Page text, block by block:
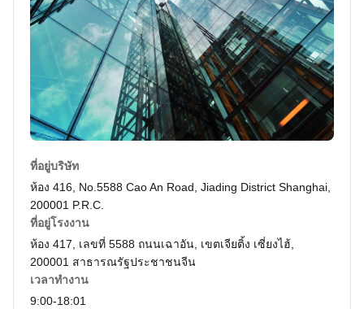
ที่อยู่บริษัท
ห้อง 416, No.5588 Cao An Road, Jiading District Shanghai,
200001 P.R.C.
ที่อยู่โรงงาน
ห้อง 417, เลขที่ 5588 ถนนเฉาอัน, เขตเจียติ้ง เซี่ยงไฮ้,
200001 สาธารณรัฐประชาชนจีน
เวลาทำงาน
9:00-18:01